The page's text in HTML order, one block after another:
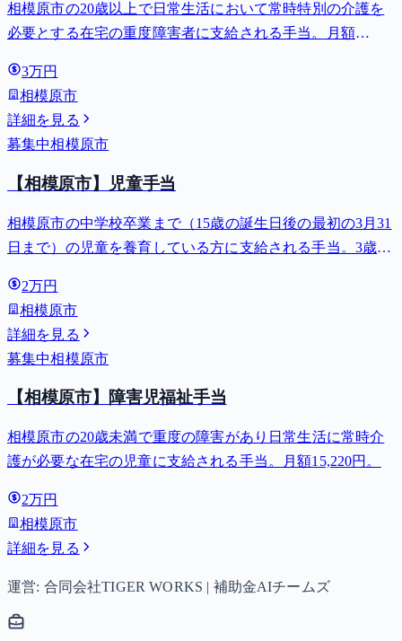
相模原市の20歳以上で日常生活において常時特別の介護を
必要とする在宅の重度障害者に支給される手当。月額
3万円
相模原市
詳細を見る
募集中相模原市
【相模原市】児童手当
相模原市の中学校卒業まで（15歳の誕生日後の最初の3月31
日まで）の児童を養育している方に支給される手当。3歳未
（第3子以降は15,000円）、中学生は月額10,000円。
2万円
相模原市
詳細を見る
募集中相模原市
【相模原市】障害児福祉手当
相模原市の20歳未満で重度の障害があり日常生活に常時介
護が必要な在宅の児童に支給される手当。月額15,220円。
2万円
相模原市
詳細を見る
運営: 合同会社TIGER WORKS | 補助金AIチームズ